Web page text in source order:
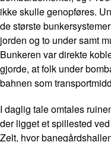
ikke skulle genopføres.
de største
jorden og to under samt
Bunkeren var direkte
gjorde, at folk under
bahnen som
I daglig tale omtales
der ligget et spillested
Zelt, hvor